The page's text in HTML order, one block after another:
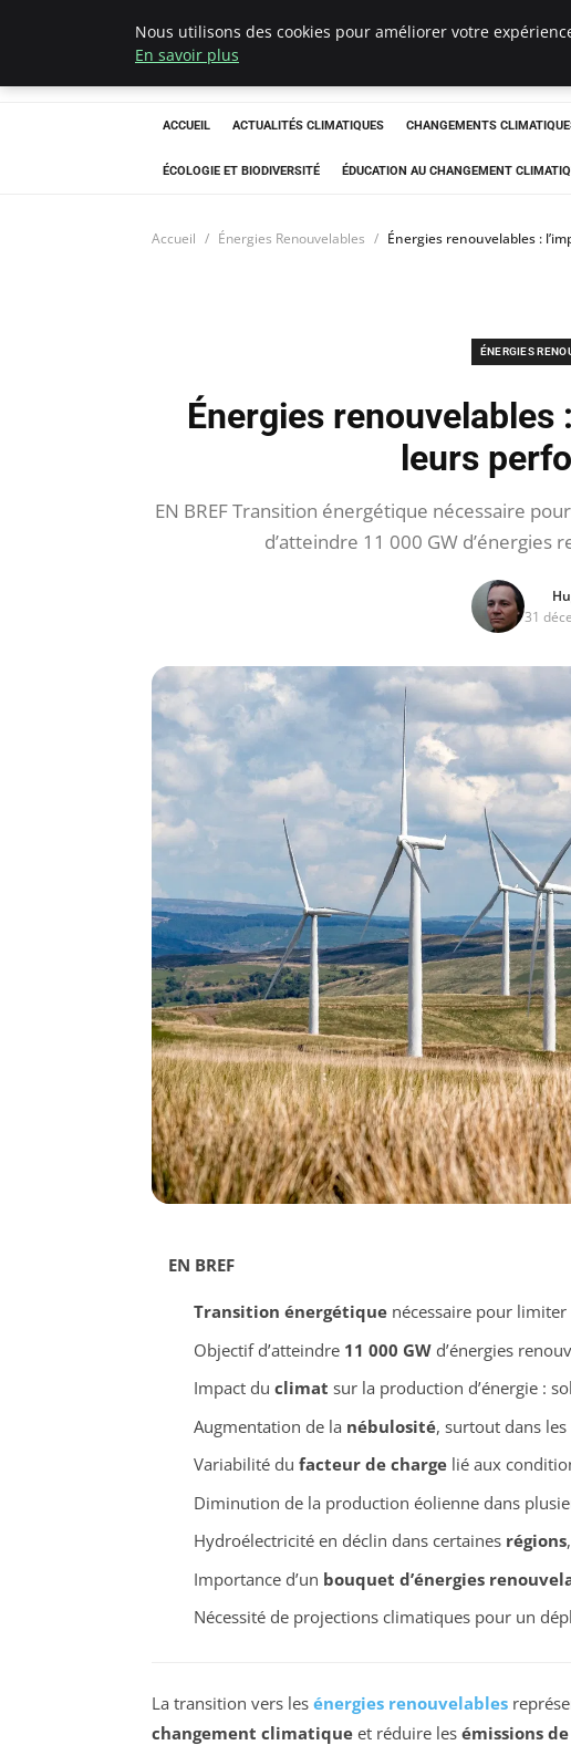
Climatedebtagents
ACCUEIL ACTUALITÉS CLIMATIQUES CHANGEMENTS
ÉCOLOGIE ET BIODIVERSITÉ ÉDUCATION AU CHANGEMENT
Accueil Énergies Renouvelables Énergies renouvelables :
ÉNERGIES
Énergies
leurs
EN BREF Transition énergétique nécessaire
d’atteindre 11 000 GW d’énergies
31
EN BREF
Transition énergétiquenécessaire pour limiter
Objectif d’atteindre 11 000 GWd’énergies
Impact du climat sur la production d’énergie :
Augmentation de la nébulosité, surtout dans les
Variabilité du facteur de chargelié aux
Diminution de la production éolienne dans
Hydroélectricité en déclin dans certaines régions
Importance d’un bouquet d’énergies
Nécessité de projections climatiques pour un
La transition vers les énergies renouvelables
changement climatique et réduire les émissions
Nous utilisons des cookies pour améliorer votre
En savoir plus